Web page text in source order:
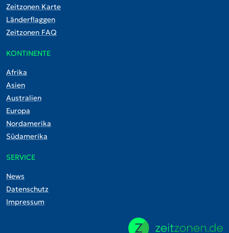
Zeitzonen Karte
Länderflaggen
Zeitzonen FAQ
KONTINENTE
Afrika
Asien
Australien
Europa
Nordamerika
Südamerika
SERVICE
News
Datenschutz
Impressum